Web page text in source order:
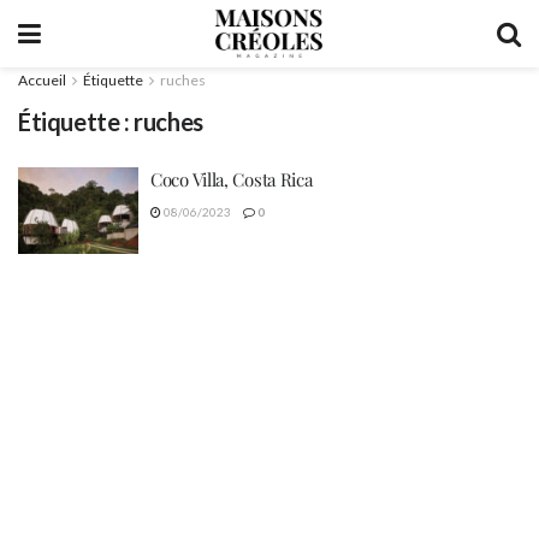
Accueil Étiquette ruches
Étiquette : ruches
Coco Villa, Costa Rica
08/06/2023 0